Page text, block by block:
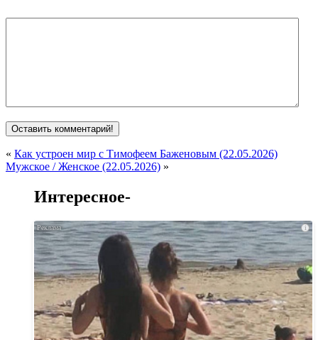
« Как устроен мир с Тимофеем Баженовым (22.05.2026)
Мужское / Женское (22.05.2026) »
Интересное-
i